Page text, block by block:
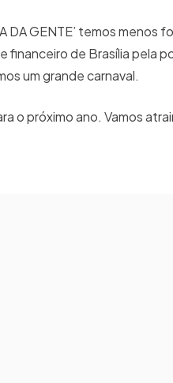
DA GENTE’ temos
financeiro de Brasília pela
um grande carnaval.
o próximo ano. Vamos